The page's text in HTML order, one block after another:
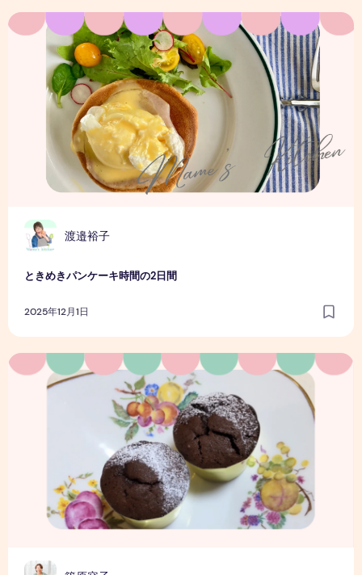
渡邉裕子
ときめきパンケーキ時間の2日間
2025年12月1日
ときめきパンケーキ時間の2日間
【中級講座】パン歴7年目でこね機デビュー